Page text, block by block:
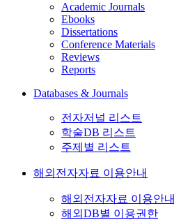
Academic Journals
Ebooks
Dissertations
Conference Materials
Reviews
Reports
Databases & Journals
전자저널 리스트
학술DB 리스트
주제별 리스트
해외전자자료 이용안내
해외전자자료 이용안내
해외DB별 이용권한